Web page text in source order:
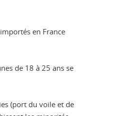
en France
de 18 à 25 ans se
(port du voile et de